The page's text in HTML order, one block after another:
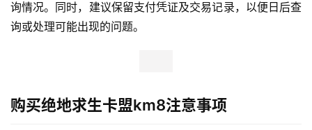
询情况。同时，建议保留支付凭证及交易记录，以便日后查
询或处理可能出现的问题。
购买绝地求生卡盟km8注意事项